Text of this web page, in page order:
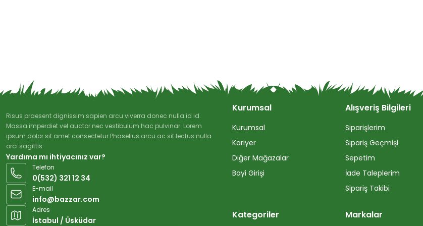
Risus praesent dignissim sapien arcu viverra donec nulla id id.
Massa imperdiet vel auctor nec vestibulum hac pulvinar. Lorem
ipsum dolor sit amet consectetur Phasellus arcu ac sit lectus nulla
orci sagittis.
Yardıma mı ihtiyacınız var?
Telefon
0(532) 321 12 34
E-mail
info@bazzar.com
Adres
İstabul / Üsküdar
Kurumsal
Kurumsal
Kariyer
Diğer Mağazalar
Bayi Girişi
Alışveriş Bilgileri
Siparişlerim
Sipariş Geçmişi
Sepetim
İade Taleplerim
Sipariş Takibi
Kategoriler Markalar